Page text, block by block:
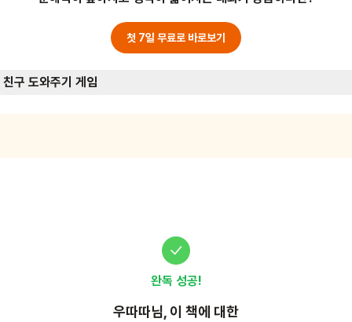
첫 7일 무료로 바로보기
친구 도와주기 게임
완독 성공!
우따따님, 이 책에 대한